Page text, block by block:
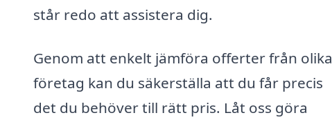
står redo att assistera dig.
Genom att enkelt jämföra offerter från olika
företag kan du säkerställa att du får precis
det du behöver till rätt pris. Låt oss göra